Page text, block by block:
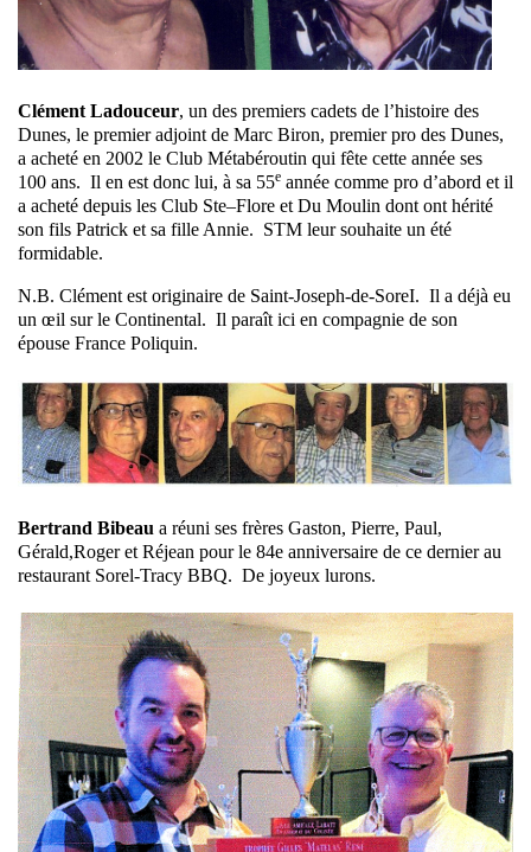
Clément Ladouceur, un des premiers cadets de l’histoire des
Dunes, le premier adjoint de Marc Biron, premier pro des Dunes,
a acheté en 2002 le Club Métabéroutin qui fête cette année ses
100 ans. Il en est donc lui, à sa 55e année comme pro d’abord et il
a acheté depuis les Club Ste–Flore et Du Moulin dont ont hérité
son fils Patrick et sa fille Annie. STM leur souhaite un été
formidable.
N.B. Clément est originaire de Saint-Joseph-de-SoreI. Il a déjà eu
un œil sur le Continental. Il paraît ici en compagnie de son
épouse France Poliquin.
Bertrand Bibeau a réuni ses frères Gaston, Pierre, Paul,
Gérald,Roger et Réjean pour le 84e anniversaire de ce dernier au
restaurant Sorel-Tracy BBQ. De joyeux lurons.